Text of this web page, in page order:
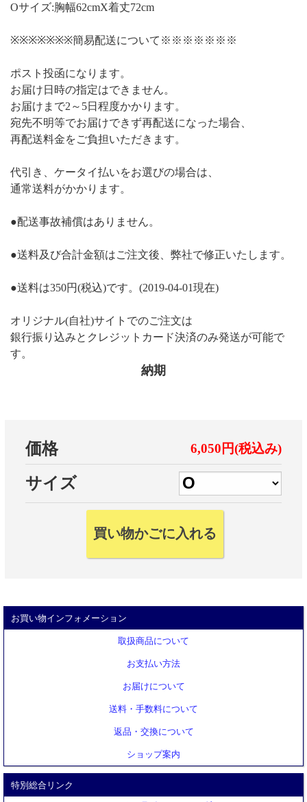
Oサイズ:胸幅62cmX着丈72cm
※※※※※※※簡易配送について※※※※※※※
ポスト投函になります。
お届け日時の指定はできません。
お届けまで2～5日程度かかります。
宛先不明等でお届けできず再配送になった場合、
再配送料金をご負担いただきます。
代引き、ケータイ払いをお選びの場合は、
通常送料がかかります。
●配送事故補償はありません。
●送料及び合計金額はご注文後、弊社で修正いたします。
●送料は350円(税込)です。(2019-04-01現在)
オリジナル(自社)サイトでのご注文は
銀行振り込みとクレジットカード決済のみ発送が可能で
す。
納期
価格 6,050円(税込み)
サイズ
お買い物インフォメーション
取扱商品について
お支払い方法
お届けについて
送料・手数料について
返品・交換について
ショップ案内
特別総合リンク